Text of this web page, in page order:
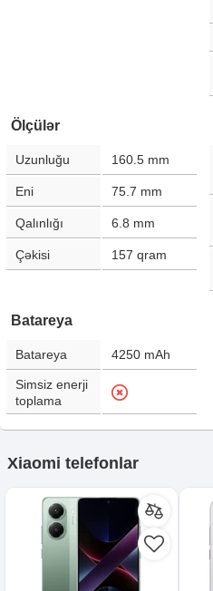
Ölçülər
Uzunluğu 160.5 mm
Eni 75.7 mm
Qalınlığı 6.8 mm
Çəkisi 157 qram
Batareya
Batareya 4250 mAh
Simsiz enerji
toplama
Xiaomi telefonlar